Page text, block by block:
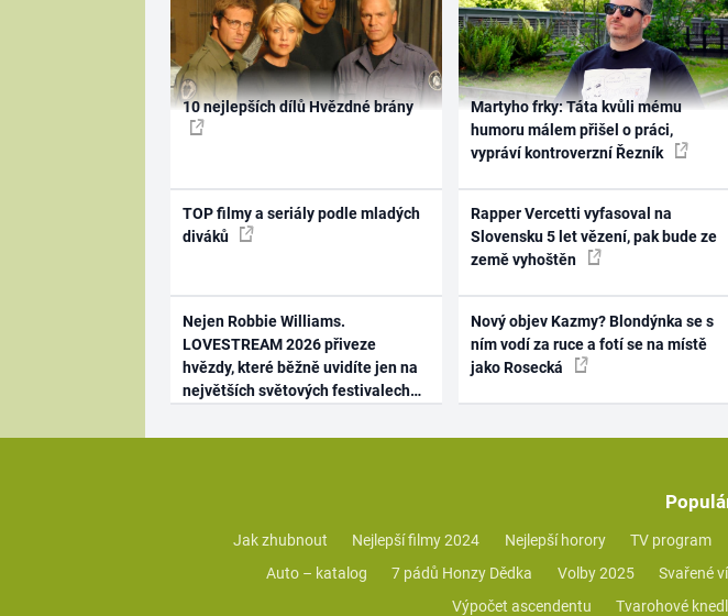
10 nejlepších dílů Hvězdné brány
TOP filmy a seriály podle mladých
diváků
Nejen Robbie Williams.
LOVESTREAM 2026 přiveze
hvězdy, které běžně uvidíte jen na
největších světových festivalech
Martyho frky: Táta kvůli mému
humoru málem přišel o práci,
vypráví kontroverzní Řezník
Rapper Vercetti vyfasoval na
Slovensku 5 let vězení, pak bude ze
země vyhoštěn
Nový objev Kazmy? Blondýnka se s
ním vodí za ruce a fotí se na místě
jako Rosecká
Jak zhubnout Nejlepší filmy 2024 Nejlepší horory TV program
Auto – katalog
7 pádů Honzy Dědka Volby 2025 Svařené
Výpočet ascendentu
Tvarohové